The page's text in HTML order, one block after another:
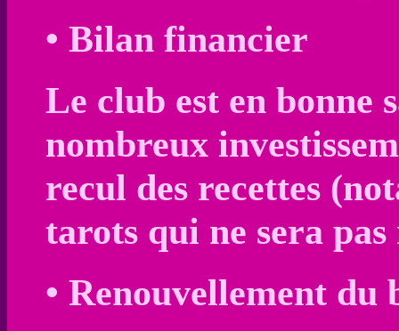
• Bilan financier
Le club est en bonne
nombreux
recul des recettes
tarots qui ne sera
• Renouvellement du